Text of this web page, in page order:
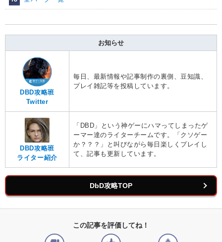
お知らせ
DBD攻略班
Twitter
毎日、最新情報や記事制作の裏側、豆知識、
プレイ雑記等を投稿しています。
DBD攻略班
ライター紹介
「DBD」という神ゲーにハマってしまったゲ
ーマー達のライターチームです。「クソゲー
か？？？」と叫びながら毎日楽しくプレイし
て、記事も更新しています。
DbD攻略TOP
この記事を評価してね！